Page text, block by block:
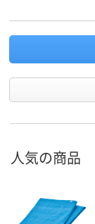
人気の商品